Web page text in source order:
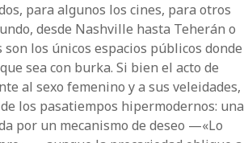
para algunos los cines, para otros
desde Nashville hasta Teherán o
los únicos espacios públicos donde
sea con burka. Si bien el acto de
al sexo femenino y a sus veleidades,
los pasatiempos hipermodernos: una
por un mecanismo de deseo —«Lo